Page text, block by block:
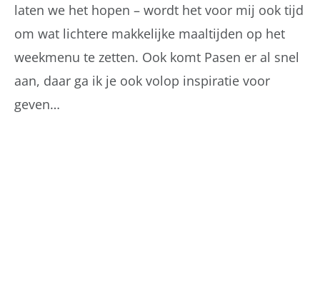
laten we het hopen – wordt het voor mij ook tijd
om wat lichtere makkelijke maaltijden op het
weekmenu te zetten. Ook komt Pasen er al snel
aan, daar ga ik je ook volop inspiratie voor
geven…